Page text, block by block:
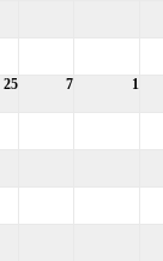
25 7 1